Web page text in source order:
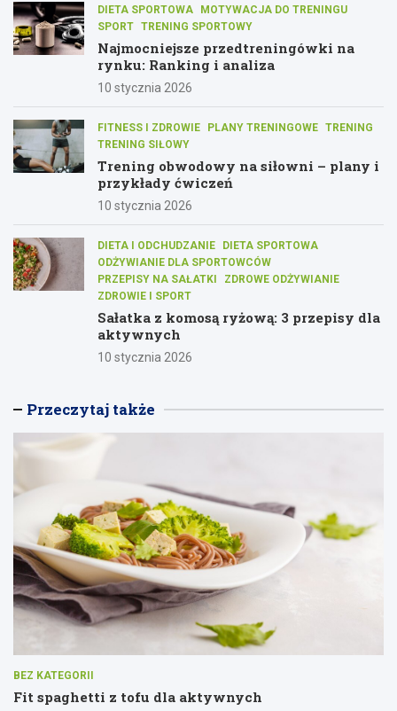
DIETA SPORTOWA
MOTYWACJA DO TRENINGU
SPORT TRENING SPORTOWY
Najmocniejsze przedtreningówki na
rynku: Ranking i analiza
10 stycznia 2026
FITNESS I ZDROWIE PLANY TRENINGOWE TRENING
TRENING SIŁOWY
Trening obwodowy na siłowni – plany i
przykłady ćwiczeń
10 stycznia 2026
DIETA I ODCHUDZANIE
DIETA SPORTOWA
ODŻYWIANIE DLA SPORTOWCÓW
PRZEPISY NA SAŁATKI
ZDROWE ODŻYWIANIE
ZDROWIE I SPORT
Sałatka z komosą ryżową: 3 przepisy dla
aktywnych
10 stycznia 2026
Przeczytaj także
BEZ KATEGORII
Fit spaghetti z tofu dla aktywnych